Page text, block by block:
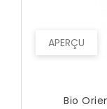
APERÇU
Bio